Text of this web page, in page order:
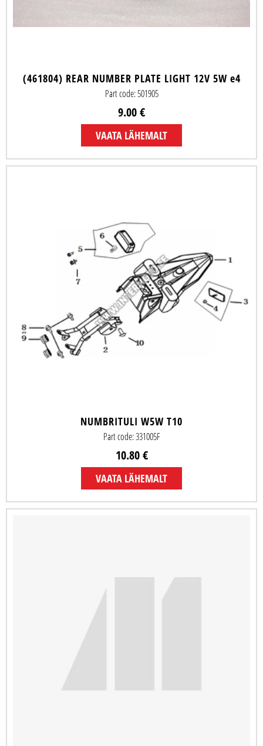
(461804) REAR NUMBER PLATE LIGHT 12V 5W e4
Part code: 501905
9.00 €
VAATA LÄHEMALT
NUMBRITULI W5W T10
Part code: 331005F
10.80 €
VAATA LÄHEMALT